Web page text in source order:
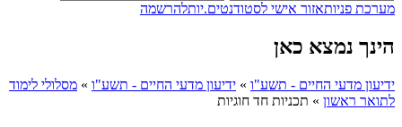
מערכת פניותאזור אישי לסטודנטים.יותלהרשמה
הינך נמצא כאן
ידיעון מדעי החיים - תשע"ו » ידיעון מדעי החיים - תשע"ו » מסלולי לימוד
לתואר ראשון » תכניות חד חוגיות